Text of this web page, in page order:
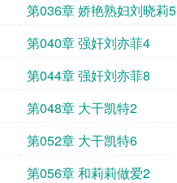
第036章 娇艳熟妇刘晓莉5
第040章 强奸刘亦菲4
第044章 强奸刘亦菲8
第048章 大干凯特2
第052章 大干凯特6
第056章 和莉莉做爱2